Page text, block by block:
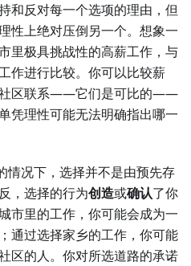
和反对每一个选项的理由，但
性上绝对压倒另一个。想象一
里极具挑战性的高薪工作，与
作进行比较。你可以比较薪
社区联系——它们是可比的——
凭理性可能无法明确指出哪一
情况下，选择并不是由预先存
，选择的行为创造或确认了你
市里的工作，你可能会成为一
通过选择家乡的工作，你可能
区的人。你对所选道路的承诺